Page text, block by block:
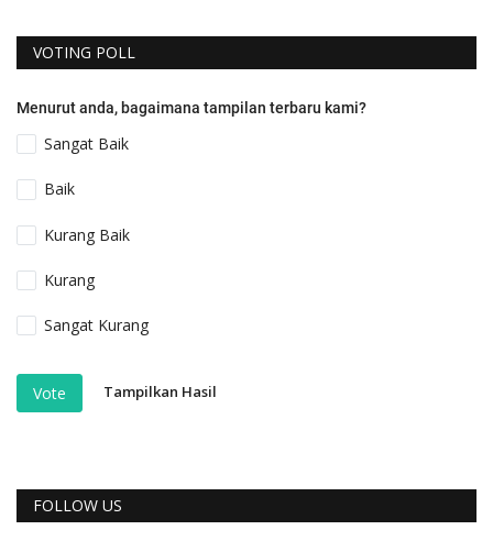
VOTING POLL
Menurut anda, bagaimana tampilan terbaru kami?
Sangat Baik
Baik
Kurang Baik
Kurang
Sangat Kurang
Vote Tampilkan Hasil
FOLLOW US